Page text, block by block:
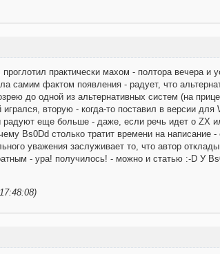
практически махом - полтора вечера и
самим фактом появления - радует, что
до одной из альтернативных систем (на
вторую - когда-то поставил в версии
еще больше - даже, если речь идет о ZX
Bs0Dd столько тратит времени на написание -
уважения заслуживает то, что автор
- ура! получилось! - можно и статью :-D У